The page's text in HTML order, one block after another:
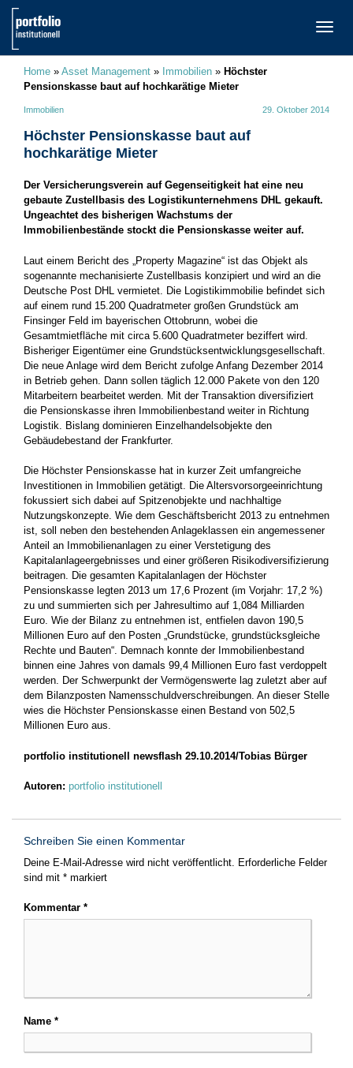
Home » Asset Management » Immobilien » Höchster
Pensionskasse baut auf hochkarätige Mieter
Immobilien 29. Oktober 2014
Höchster Pensionskasse baut auf
hochkarätige Mieter
Der Versicherungsverein auf Gegenseitigkeit hat eine neu
gebaute Zustellbasis des Logistikunternehmens DHL gekauft.
Ungeachtet des bisherigen Wachstums der
Immobilienbestände stockt die Pensionskasse weiter auf.
Laut einem Bericht des „Property Magazine“ ist das Objekt als
sogenannte mechanisierte Zustellbasis konzipiert und wird an die
Deutsche Post DHL vermietet. Die Logistikimmobilie befindet sich
auf einem rund 15.200 Quadratmeter großen Grundstück am
Finsinger Feld im bayerischen Ottobrunn, wobei die
Gesamtmietfläche mit circa 5.600 Quadratmeter beziffert wird.
Bisheriger Eigentümer eine Grundstücksentwicklungsgesellschaft.
Die neue Anlage wird dem Bericht zufolge Anfang Dezember 2014
in Betrieb gehen. Dann sollen täglich 12.000 Pakete von den 120
Mitarbeitern bearbeitet werden. Mit der Transaktion diversifiziert
die Pensionskasse ihren Immobilienbestand weiter in Richtung
Logistik. Bislang dominieren Einzelhandelsobjekte den
Gebäudebestand der Frankfurter.
Die Höchster Pensionskasse hat in kurzer Zeit umfangreiche
Investitionen in Immobilien getätigt. Die Altersvorsorgeeinrichtung
fokussiert sich dabei auf Spitzenobjekte und nachhaltige
Nutzungskonzepte. Wie dem Geschäftsbericht 2013 zu entnehmen
ist, soll neben den bestehenden Anlageklassen ein angemessener
Anteil an Immobilienanlagen zu einer Verstetigung des
Kapitalanlageergebnisses und einer größeren Risikodiversifizierung
beitragen. Die gesamten Kapitalanlagen der Höchster
Pensionskasse legten 2013 um 17,6 Prozent (im Vorjahr: 17,2 %)
zu und summierten sich per Jahresultimo auf 1,084 Milliarden
Euro. Wie der Bilanz zu entnehmen ist, entfielen davon 190,5
Millionen Euro auf den Posten „Grundstücke, grundstücksgleiche
Rechte und Bauten“. Demnach konnte der Immobilienbestand
binnen eine Jahres von damals 99,4 Millionen Euro fast verdoppelt
werden. Der Schwerpunkt der Vermögenswerte lag zuletzt aber auf
dem Bilanzposten Namensschuldverschreibungen. An dieser Stelle
wies die Höchster Pensionskasse einen Bestand von 502,5
Millionen Euro aus.
portfolio institutionell newsflash 29.10.2014/Tobias Bürger
Autoren: portfolio institutionell
Schreiben Sie einen Kommentar
Deine E-Mail-Adresse wird nicht veröffentlicht. Erforderliche Felder
sind mit * markiert
Kommentar *
Name *